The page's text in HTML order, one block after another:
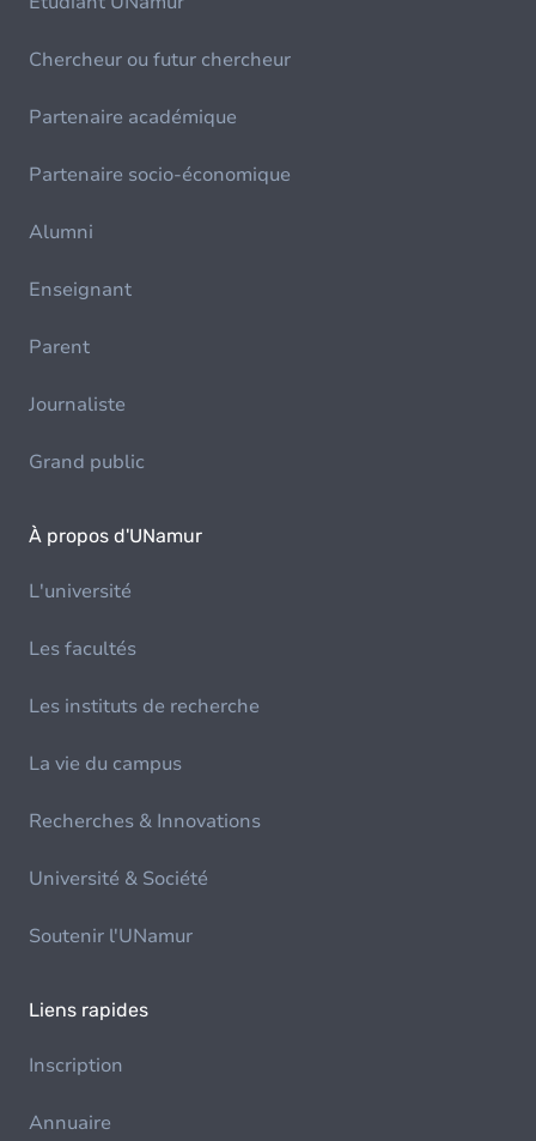
Chercheur ou futur chercheur
Partenaire académique
Partenaire socio-économique
Alumni
Enseignant
Parent
Journaliste
Grand public
À propos d'UNamur
L'université
Les facultés
Les instituts de recherche
La vie du campus
Recherches & Innovations
Université & Société
Soutenir l'UNamur
Liens rapides
Inscription
Annuaire